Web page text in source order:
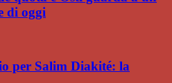
di oggi
per Salim Diakité: la